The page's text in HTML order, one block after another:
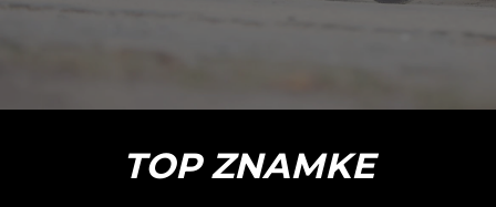
TOP ZNAMKE